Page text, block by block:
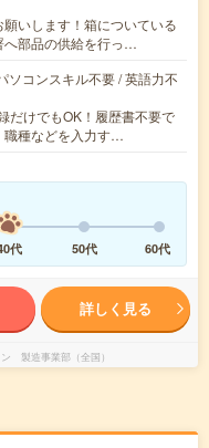
いします！箱についている
へ部品の供給を行っ…
ソコンスキル不要 / 英語力不
だけでもOK！履歴書不要で
種などを入力す…
代 50代 60代
詳しく見る
製造事業部（全国）